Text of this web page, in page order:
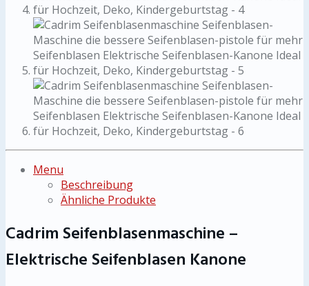
Menu
Beschreibung
Ähnliche Produkte
Cadrim Seifenblasenmaschine –
Elektrische Seifenblasen Kanone